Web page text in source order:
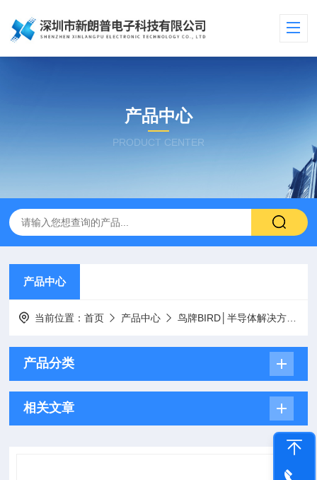
产品中心
PRODUCT CENTER
产品中心
当前位置：首页 产品中心 鸟牌BIRD│半导体解决方案
产品分类
相关文章